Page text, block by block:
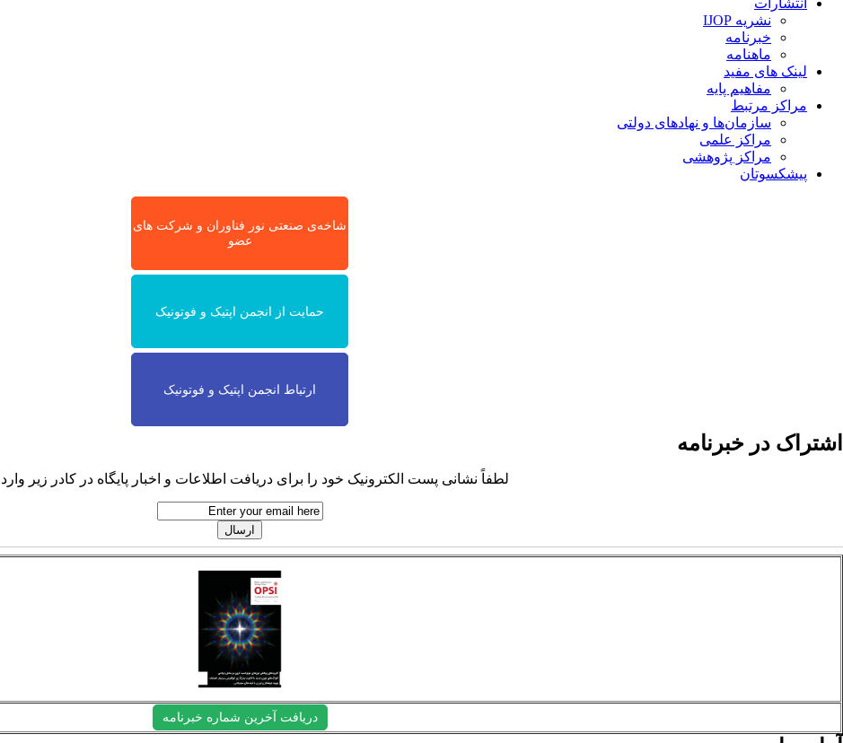
انتشارات
نشریه IJOP
خبرنامه
ماهنامه
لینک های مفید
مفاهیم پایه
مراکز مرتبط
سازمان‌ها و نهادهای دولتی
مراکز علمی
مراکز پژوهشی
پیشکسوتان
شاخه‌ی صنعتی نور فناوران و شرکت های
عضو
حمایت از انجمن اپتیک و فوتونیک
ارتباط انجمن اپتیک و فوتونیک
اشتراک در خبرنامه
لطفاً نشانی پست الکترونیک خود را برای دریافت اطلاعات و اخبار پایگاه در کادر زیر وارد
دریافت آخرین شماره خبرنامه